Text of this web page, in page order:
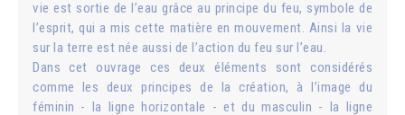
vie est sortie de l’eau grâce au principe du feu, symbole de
l’esprit, qui a mis cette matière en mouvement. Ainsi la vie
sur la terre est née aussi de l’action du feu sur l’eau.
Dans cet ouvrage ces deux éléments sont considérés
comme les deux principes de la création, à l’image du
féminin - la ligne horizontale - et du masculin - la ligne